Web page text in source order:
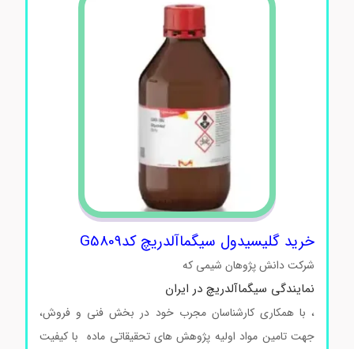
خرید گلیسیدول سیگماآلدریچ کدG5809
شرکت دانش پژوهان شیمی که
نمایندگی سیگماآلدریچ در ایران
، با همکاری کارشناسان مجرب خود در بخش فنی و فروش،
جهت تامین مواد اولیه پژوهش های تحقیقاتی ماده با کیفیت